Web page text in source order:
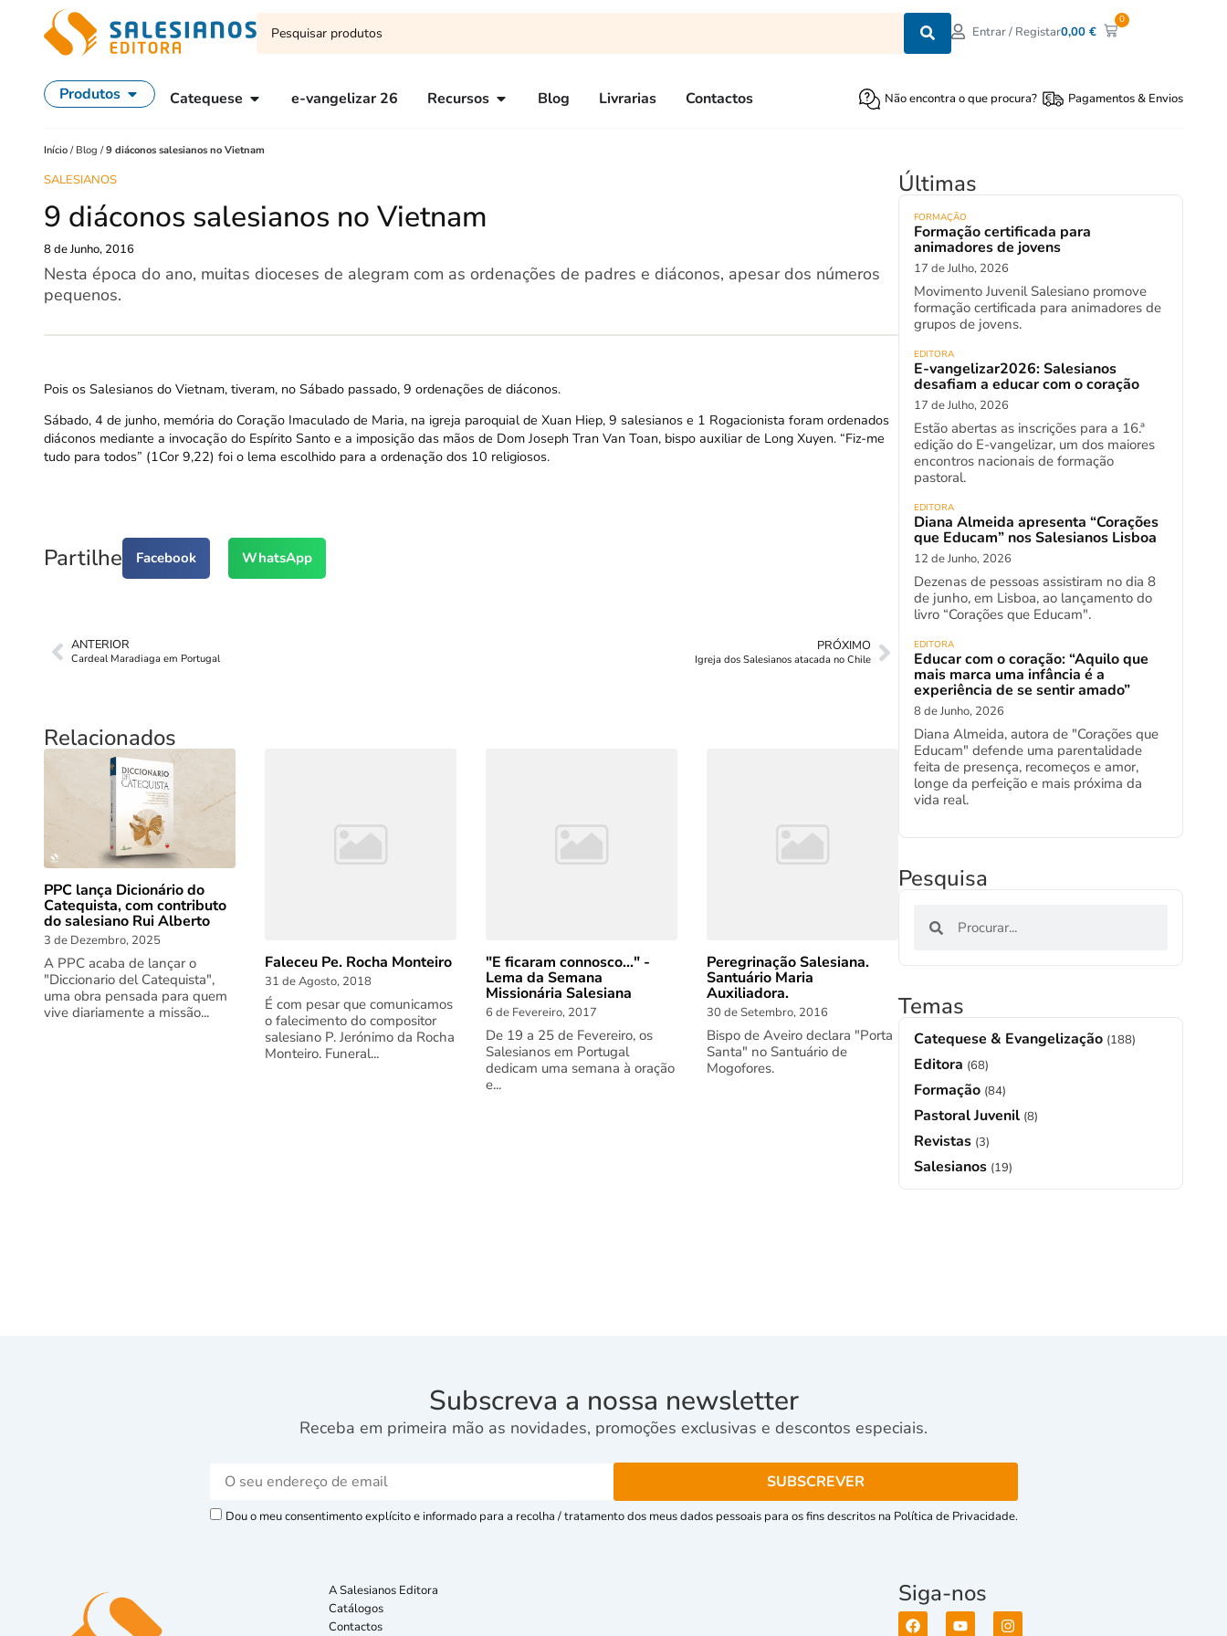
Entrar / Registar0,00€
0
Produtos Catequese e-vangelizar 26 Recursos Blog Livrarias Contactos Não encontra o que procura? Pagamentos & Envios
Início / Blog /9 diáconos salesianos no Vietnam
SALESIANOS
9 diáconos salesianos no Vietnam
8 de Junho, 2016
Nesta época do ano, muitas dioceses de alegram com as ordenações de padres e diáconos, apesar dos números
pequenos.
Pois os Salesianos do Vietnam, tiveram, no Sábado passado, 9 ordenações de diáconos.
Sábado, 4 de junho, memória do Coração Imaculado de Maria, na igreja paroquial de Xuan Hiep, 9 salesianos e 1 Rogacionista foram ordenados
diáconos mediante a invocação do Espírito Santo e a imposição das mãos de Dom Joseph Tran Van Toan, bispo auxiliar de Long Xuyen. “Fiz-me
tudo para todos” (1Cor 9,22) foi o lema escolhido para a ordenação dos 10 religiosos.
Partilhe Facebook WhatsApp
ANTERIOR
Cardeal Maradiaga em Portugal
PRÓXIMO
Igreja dos Salesianos atacada no Chile
Relacionados
PPC lança Dicionário do
Catequista, com contributo
do salesiano Rui Alberto
3 de Dezembro, 2025
A PPC acaba de lançar o
"Diccionario del Catequista",
uma obra pensada para quem
vive diariamente a missão...
Faleceu Pe. Rocha Monteiro
31 de Agosto, 2018
É com pesar que comunicamos
o falecimento do compositor
salesiano P. Jerónimo da Rocha
Monteiro. Funeral...
"E ficaram connosco..." -
Lema da Semana
Missionária Salesiana
6 de Fevereiro, 2017
De 19 a 25 de Fevereiro, os
Salesianos em Portugal
dedicam uma semana à oração
e...
Peregrinação Salesiana.
Santuário Maria
Auxiliadora.
30 de Setembro, 2016
Bispo de Aveiro declara "Porta
Santa" no Santuário de
Mogofores.
Últimas
FORMAÇÃO
Formação certificada para
animadores de jovens
17 de Julho, 2026
Movimento Juvenil Salesiano promove
formação certificada para animadores de
grupos de jovens.
EDITORA
E-vangelizar2026: Salesianos
desafiam a educar com o coração
17 de Julho, 2026
Estão abertas as inscrições para a 16.ª
edição do E-vangelizar, um dos maiores
encontros nacionais de formação
pastoral.
EDITORA
Diana Almeida apresenta “Corações
que Educam” nos Salesianos Lisboa
12 de Junho, 2026
Dezenas de pessoas assistiram no dia 8
de junho, em Lisboa, ao lançamento do
livro “Corações que Educam".
EDITORA
Educar com o coração: “Aquilo que
mais marca uma infância é a
experiência de se sentir amado”
8 de Junho, 2026
Diana Almeida, autora de "Corações que
Educam" defende uma parentalidade
feita de presença, recomeços e amor,
longe da perfeição e mais próxima da
vida real.
Pesquisa
Temas
Catequese & Evangelização (188)
Editora (68)
Formação (84)
Pastoral Juvenil (8)
Revistas (3)
Salesianos (19)
Subscreva a nossa newsletter
Receba em primeira mão as novidades, promoções exclusivas e descontos especiais.
Dou o meu consentimento explícito e informado para a recolha / tratamento dos meus dados pessoais para os fins descritos na Política de Privacidade.
A Salesianos Editora
Catálogos
Contactos
Siga-nos